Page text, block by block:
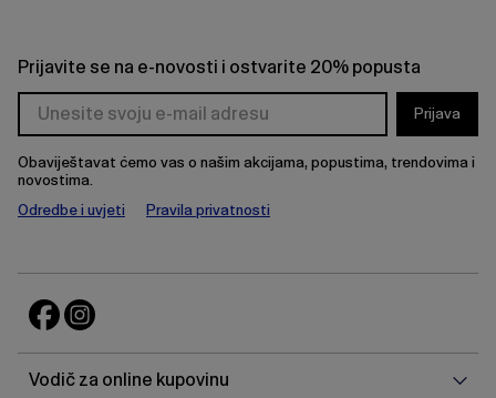
Prijavite se na e-novosti i ostvarite 20% popusta
Prijava
Obaviještavat ćemo vas o našim akcijama, popustima, trendovima i
novostima.
Odredbe i uvjeti
Pravila privatnosti
Vodič za online kupovinu